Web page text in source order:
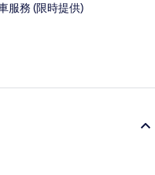
服務 (限時提供)